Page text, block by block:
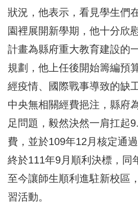
狀況，他表示，看見學生們
園裡展開新學期，他十分欣
計畫為縣府重大教育建設的
規劃，他上任後開始籌編預
經疫情、國際戰事導致的缺
中央無相關經費挹注，縣府
足問題，毅然決然一肩扛起
費，並於109年12月核定通
終於111年9月順利決標，同
至今讓師生順利進駐新校區
習活動。